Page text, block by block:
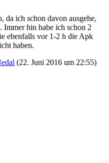
da ich schon davon ausgehe,
Immer hin habe ich schon 2
ebenfalls vor 1-2 h die Apk
haben.
(22. Juni 2016 um 22:55)